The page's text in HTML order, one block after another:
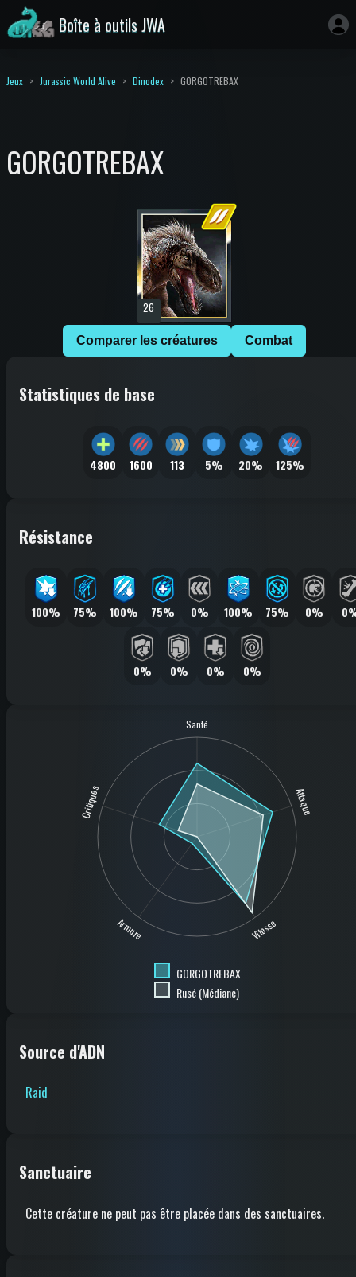
Boîte à outils JWA
Jeux Jurassic World Alive Dinodex GORGOTREBAX
GORGOTREBAX
26
Comparer les créatures Combat
Statistiques de base
4800 1600 113 5% 20% 125%
Résistance
100% 75% 100% 75% 0% 100% 75% 0%
0% 0% 0% 0%
Santé
Attaque
Vitesse
Armure
Critiques
GORGOTREBAX
Rusé (Médiane)
Source d'ADN
Raid
Sanctuaire
Cette créature ne peut pas être placée dans des sanctuaires.